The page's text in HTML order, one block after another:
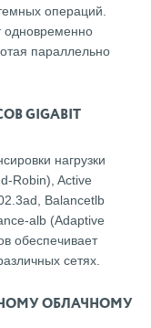
операций.
одновременно
параллельно
GIGABIT
нагрузки
Robin), Active
Balancetlb
alb (Adaptive
обеспечивает
сетях.
ОБЛАЧНОМУ